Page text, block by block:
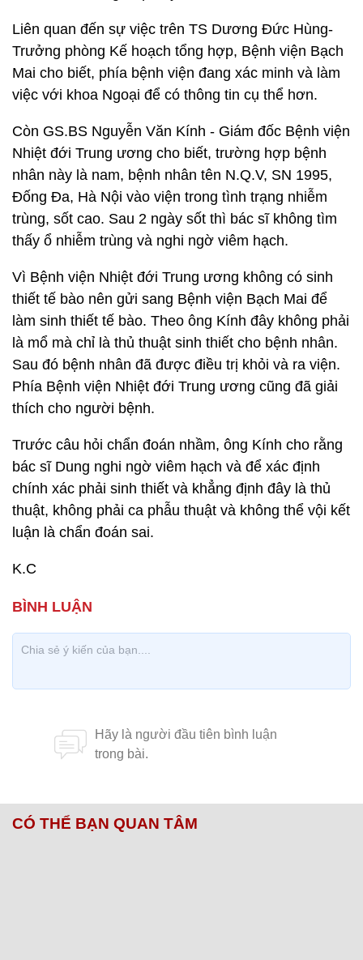
Liên quan đến sự việc trên TS Dương Đức Hùng-
Trưởng phòng Kế hoạch tổng hợp, Bệnh viện Bạch
Mai cho biết, phía bệnh viện đang xác minh và làm
việc với khoa Ngoại để có thông tin cụ thể hơn.
Còn GS.BS Nguyễn Văn Kính - Giám đốc Bệnh viện
Nhiệt đới Trung ương cho biết, trường hợp bệnh
nhân này là nam, bệnh nhân tên N.Q.V, SN 1995,
Đống Đa, Hà Nội vào viện trong tình trạng nhiễm
trùng, sốt cao. Sau 2 ngày sốt thì bác sĩ không tìm
thấy ổ nhiễm trùng và nghi ngờ viêm hạch.
Vì Bệnh viện Nhiệt đới Trung ương không có sinh
thiết tế bào nên gửi sang Bệnh viện Bạch Mai để
làm sinh thiết tế bào. Theo ông Kính đây không phải
là mổ mà chỉ là thủ thuật sinh thiết cho bệnh nhân.
Sau đó bệnh nhân đã được điều trị khỏi và ra viện.
Phía Bệnh viện Nhiệt đới Trung ương cũng đã giải
thích cho người bệnh.
Trước câu hỏi chẩn đoán nhầm, ông Kính cho rằng
bác sĩ Dung nghi ngờ viêm hạch và để xác định
chính xác phải sinh thiết và khẳng định đây là thủ
thuật, không phải ca phẫu thuật và không thể vội kết
luận là chẩn đoán sai.
K.C
CÓ THỂ BẠN QUAN TÂM